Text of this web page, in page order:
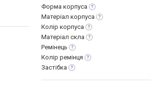
Форма корпуса
Матеріал корпуса
Колір корпуса
Матеріал скла
Ремінець
Колір ремінця
Застібка